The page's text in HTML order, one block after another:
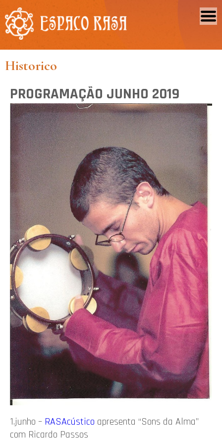
Historico
PROGRAMAÇÃO JUNHO 2019
1.junho – RASAcústico apresenta “Sons da Alma”
com Ricardo Passos